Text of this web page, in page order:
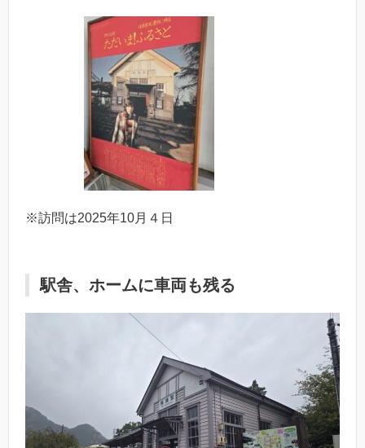
※訪問は2025年10月４日
駅舎、ホームに車両も残る